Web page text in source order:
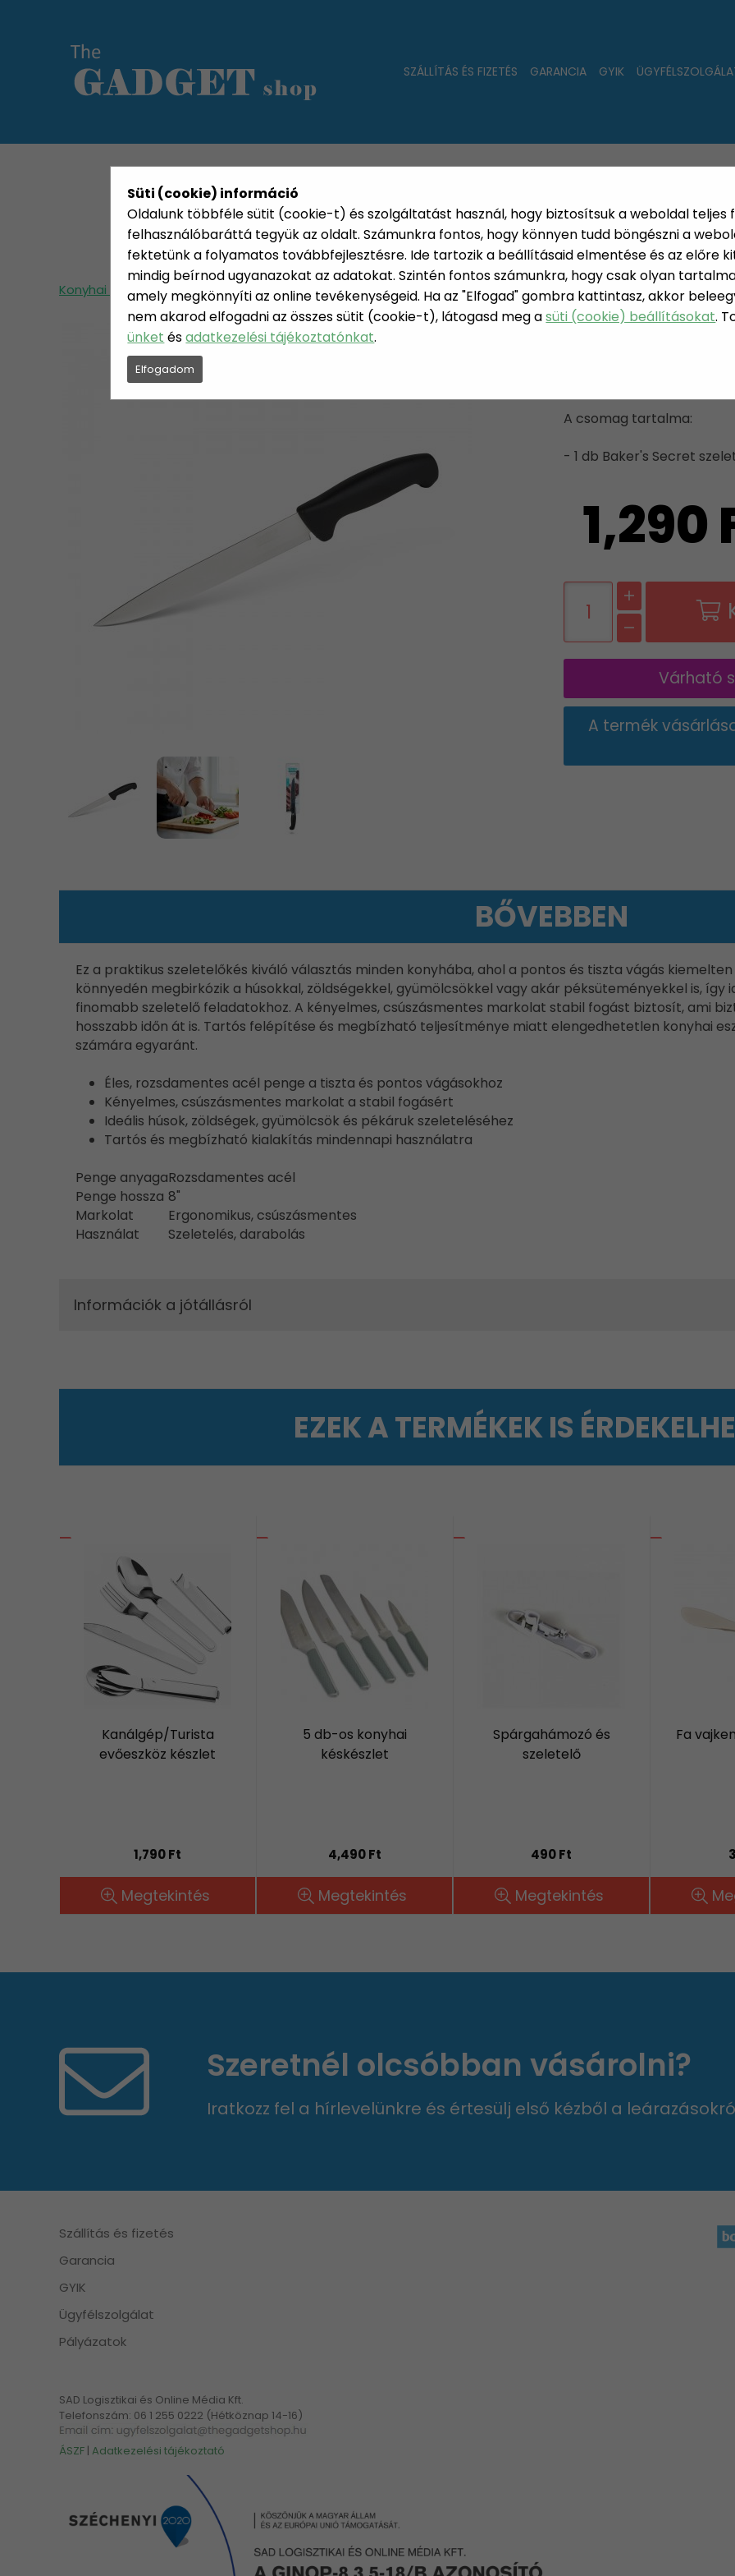
Süti (cookie) információ
Oldalunk többféle sütit (cookie-t) és szolgáltatást használ, hogy biztosítsuk a weboldal
felhasználóbaráttá tegyük az oldalt. Számunkra fontos, hogy könnyen tudd böngészni a
fektetünk a folyamatos továbbfejlesztésre. Ide tartozik a beállításaid elmentése és az előre
mindig beírnod ugyanazokat az adatokat. Szintén fontos számunkra, hogy csak olyan
amely megkönnyíti az online tevékenységeid. Ha az "Elfogad" gombra kattintasz, akkor
nem akarod elfogadni az összes sütit (cookie-t), látogasd meg asüti (cookie) beállításokat.
ünket ésadatkezelési tájékoztatónkat.
Elfogadom
SZÁLLÍTÁS ÉS FIZETÉS GARANCIA GYIK
KATEGÓRIÁK HETI AJÁNLAT
PÁRSZÁZAS
Konyhai termékek Konyhai kiegészítők Baker's Secret szeletelőkés - 8" rozsdamentes acél
BAKER'S
A csomag tartalma:
- 1 db Baker's Secret
1,290
Várható
A termék
BŐVEBBEN
Ez a praktikus szeletelőkés kiváló választás minden konyhába, ahol a pontos és tiszta vágás
könnyedén megbirkózik a húsokkal, zöldségekkel, gyümölcsökkel vagy akár péksüteményekkel is, így
finomabb szeletelő feladatokhoz. A kényelmes, csúszásmentes markolat stabil fogást biztosít, ami
hosszabb időn át is. Tartós felépítése és megbízható teljesítménye miatt elengedhetetlen konyhai
számára egyaránt.
Éles, rozsdamentes acél penge a tiszta és pontos vágásokhoz
Kényelmes, csúszásmentes markolat a stabil fogásért
Ideális húsok, zöldségek, gyümölcsök és pékáruk szeleteléséhez
Tartós és megbízható kialakítás mindennapi használatra
Penge anyagaRozsdamentes acél
Penge hossza 8"
Markolat
Ergonomikus, csúszásmentes
Használat
Szeletelés, darabolás
Információk a jótállásról
EZEK A TERMÉKEK IS
Kanálgép/Turista
evőeszköz készlet
1,790 Ft
Megtekintés
5 db-os konyhai
késkészlet
4,490 Ft
Megtekintés
Spárgahámozó és
szeletelő
490 Ft
Megtekintés
Fa
Szeretnél olcsóbban vásárolni?
Iratkozz fel a hírlevelünkre és értesülj első kézből a
Szállítás és fizetés
Garancia
GYIK
Ügyfélszolgálat
Pályázatok
SAD Logisztikai és Online Média Kft.
Telefonszám: 06 1 255 0222 (Hétköznap 14-16)
ÁSZF | Adatkezelési tájékoztató